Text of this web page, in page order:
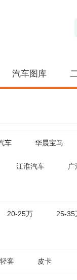
汽车图库
车 华晨宝马
江淮汽车 广
20-25万 25-35
轻客 皮卡